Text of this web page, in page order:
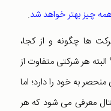
چیز بهتر خواهد شد.
ها چگونه و از کجا،
هر شرکتی متفاوت از
به خود را دارد؛ اما
معرفی می شود که هر